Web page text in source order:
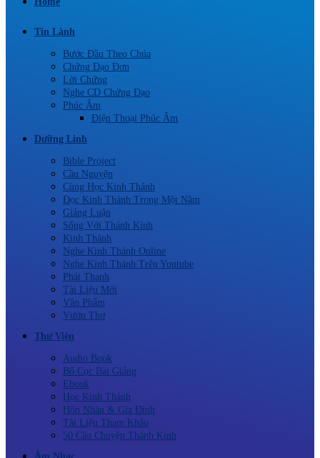
Tin Lành
Bước Đầu Theo Chúa
Chứng Đạo Đơn
Lời Chứng
Nghe CD Chứng Đạo
Phúc Âm
Điện Thoại Phúc Âm
Dưỡng Linh
Bible Project
Cầu Nguyện
Cùng Học Kinh Thánh
Đọc Kinh Thánh Trong Một Năm
Giảng Luận
Sống Với Thánh Kinh
Kinh Thánh
Nghe Kinh Thánh Online
Nghe Kinh Thánh Trên Youtube
Phát Thanh
Tài Liệu Mới
Văn Phẩm
Vườn Thơ
Thư Viện
Audio Book
Bố Cục Bài Giảng
Ebook
Học Kinh Thánh
Hôn Nhân & Gia Đình
Tài Liệu Tham Khảo
50 Câu Chuyện Thánh Kinh